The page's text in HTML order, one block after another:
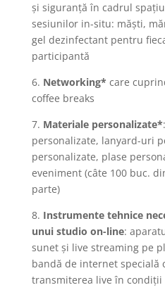
și siguranță în cadrul
sesiunilor in-situ: măști,
gel dezinfectant pentru
participantă
6. Networking* care
coffee breaks
7. Materiale personalizate*
personalizate, lanyard-uri
personalizate, plase
eveniment (câte 100 buc.
parte)
8. Instrumente tehnice
unui studio on-line:
sunet și live streaming pe
bandă de internet specială
transmiterea live în condiții